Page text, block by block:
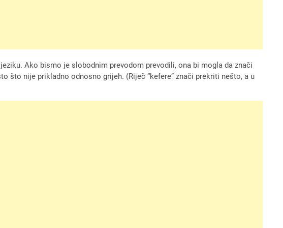
Ako bismo je slobodnim prevodom prevodili, ona bi mogla da znači
što nije prikladno odnosno grijeh. (Riječ “kefere” znači prekriti nešto, a u